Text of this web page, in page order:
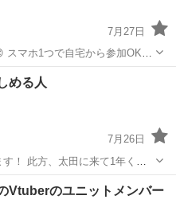
7月27日
お悩みを解決し、あなたの魅
ます✨ 📅 希望日程調
オンライン
める人
7月26日
！ 此方、太田に来て1年くら
男です 気軽に飲みに
ました。 マルチ、勧誘、P活等
Vtuberのユニットメンバー